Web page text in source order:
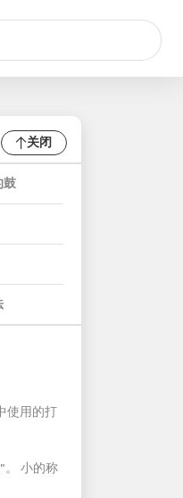
关闭
鼓
使用的打
。 小的称